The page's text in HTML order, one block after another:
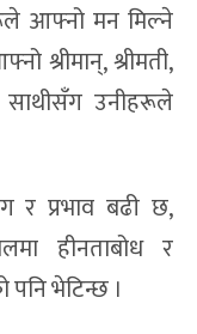
आफ्नो मन मिल्ने
श्रीमान्, श्रीमती,
साथीसँग उनीहरूले
र प्रभाव बढी छ,
हीनताबोध र
पनि भेटिन्छ ।